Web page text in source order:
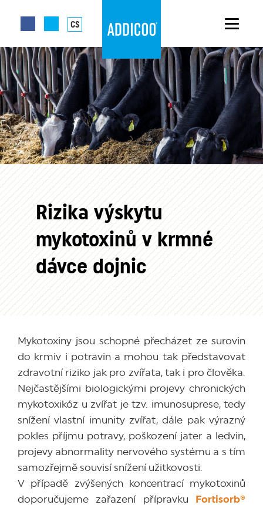
CS
Rizika výskytu
mykotoxinů v krmné
dávce dojnic
Mykotoxiny jsou schopné přecházet ze surovin
do krmiv i potravin a mohou tak představovat
zdravotní riziko jak pro zvířata, tak i pro člověka.
Nejčastějšími biologickými projevy chronických
mykotoxikóz u zvířat je tzv. imunosuprese, tedy
snížení vlastní imunity zvířat, dále pak výrazný
pokles příjmu potravy, poškození jater a ledvin,
projevy abnormality nervového systému a s tím
samozřejmě souvisí snížení užitkovosti.
V případě zvýšených koncentrací mykotoxinů
doporučujeme zařazení přípravku
Fortisorb®